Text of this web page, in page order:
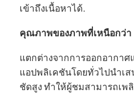
เข้าถึงเนื้อหาได้.
คุณภาพของภาพที่เหนือกว่า
แตกต่างจากการออกอากาศ
แอปพลิเคชันโดยทั่วไปนำเ
ชัดสูง ทำให้ผู้ชมสามารถเพ